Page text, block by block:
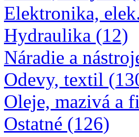
Drevo, nábytok
Elektronika,
Hydraulika (12)
Náradie a
Odevy, textil
Oleje, mazivá a